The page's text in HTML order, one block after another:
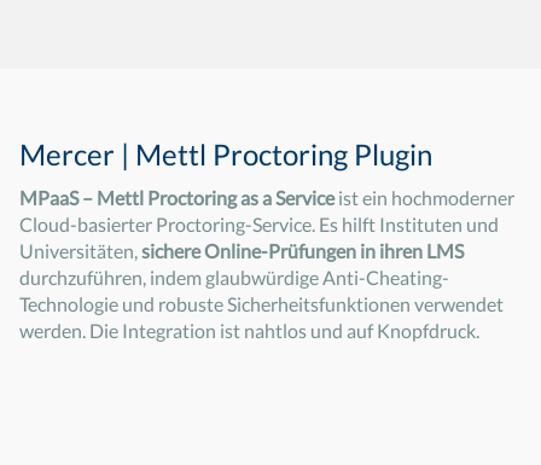
Mercer | Mettl Proctoring Plugin
MPaaS – Mettl Proctoring as a Serviceist ein hochmoderner
Cloud-basierter Proctoring-Service. Es hilft Instituten und
Universitäten,sichere Online-Prüfungen in ihren LMS
durchzuführen, indem glaubwürdige Anti-Cheating-
Technologie und robuste Sicherheitsfunktionen verwendet
werden. Die Integration ist nahtlos und auf Knopfdruck.